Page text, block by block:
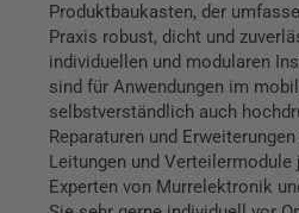
Produktbaukasten, der
Praxis robust, dicht und
individuellen und modularen
sind für Anwendungen im
selbstverständlich auch
Reparaturen und
Leitungen und
Experten von Murrelektronik